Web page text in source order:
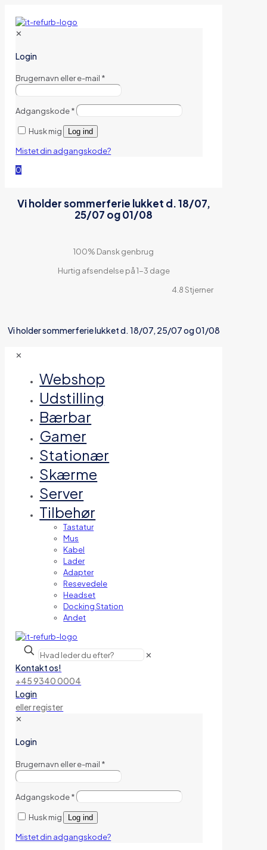
✕
Login
Brugernavn eller e-mail *
Adgangskode*
Husk mig Log ind
Mistet din adgangskode?
0
Vi holder sommerferie lukket d. 18/07,
25/07 og 01/08
100% Dansk genbrug
Hurtig afsendelse på 1-3 dage
4.8 Stjerner
Vi holder sommerferie lukket d. 18/07, 25/07 og 01/08
✕
Webshop
Udstilling
Bærbar
Gamer
Stationær
Skærme
Server
Tilbehør
Tastatur
Mus
Kabel
Lader
Adapter
Resevedele
Headset
Docking Station
Andet
✕
Kontakt os!
+45 9340 0004
Login
eller register
✕
Login
Brugernavn eller e-mail *
Adgangskode*
Husk mig Log ind
Mistet din adgangskode?